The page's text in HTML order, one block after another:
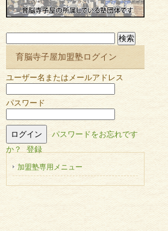
索:
育脳寺子屋加盟塾ログイン
ユーザー名またはメールアドレス
パスワード
パスワードをお忘れです
か？
登録
加盟塾専用メニュー